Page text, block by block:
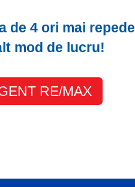
de 4 ori mai repede
mod de lucru!
RE/MAX